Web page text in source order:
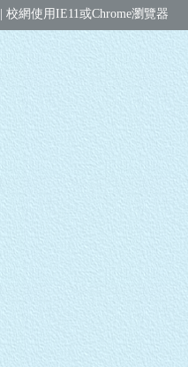
| 校網使用IE11或Chrome瀏覽器